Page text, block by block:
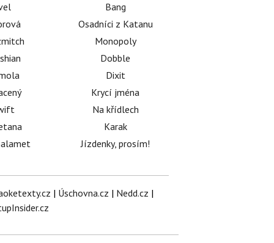
Bang
Osadníci z Katanu
Monopoly
Dobble
Dixit
Krycí jména
Na křídlech
Karak
Jízdenky, prosím!
| Úschovna.cz | Nedd.cz |